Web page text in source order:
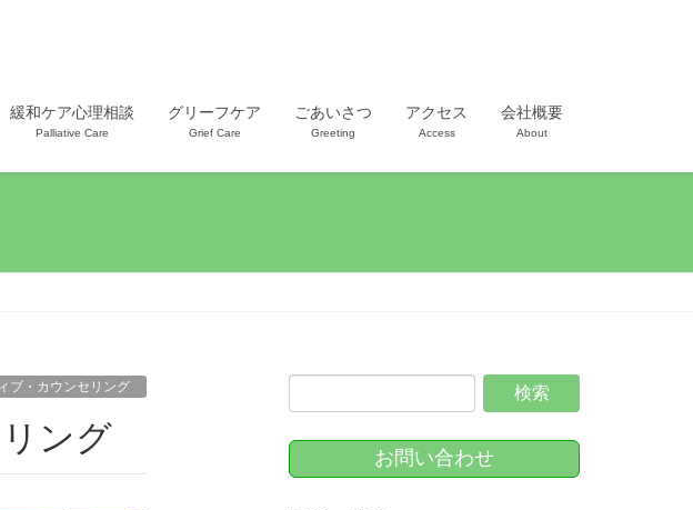
緩和ケア心理相談
Palliative Care
グリーフケア
Grief Care
ごあいさつ
Greeting
アクセス
Access
会社概要
About
ブ・カウンセリング
ング
お問い合わせ